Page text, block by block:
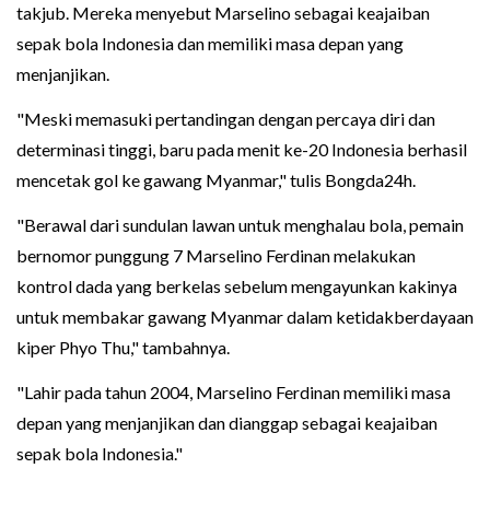
takjub. Mereka menyebut Marselino sebagai keajaiban
sepak bola Indonesia dan memiliki masa depan yang
menjanjikan.
"Meski memasuki pertandingan dengan percaya diri dan
determinasi tinggi, baru pada menit ke-20 Indonesia berhasil
mencetak gol ke gawang Myanmar," tulis Bongda24h.
"Berawal dari sundulan lawan untuk menghalau bola, pemain
bernomor punggung 7 Marselino Ferdinan melakukan
kontrol dada yang berkelas sebelum mengayunkan kakinya
untuk membakar gawang Myanmar dalam ketidakberdayaan
kiper Phyo Thu," tambahnya.
"Lahir pada tahun 2004, Marselino Ferdinan memiliki masa
depan yang menjanjikan dan dianggap sebagai keajaiban
sepak bola Indonesia."